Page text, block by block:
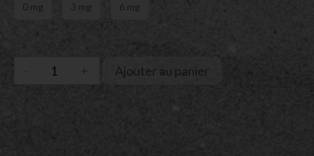
0 mg 3 mg 6 mg
Ajouter au panier